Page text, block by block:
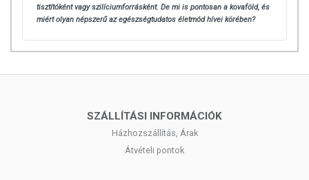
érzékeny vagy allergiás! Kisgyermekektől elzárva tartandó!
tisztítóként vagy szilíciumforrásként. De mi is pontosan a kovaföld, és
miért olyan népszerű az egészségtudatos életmód hívei körében?
SZÁLLÍTÁSI INFORMÁCIÓK
Házhozszállítás, Árak
Átvételi pontok